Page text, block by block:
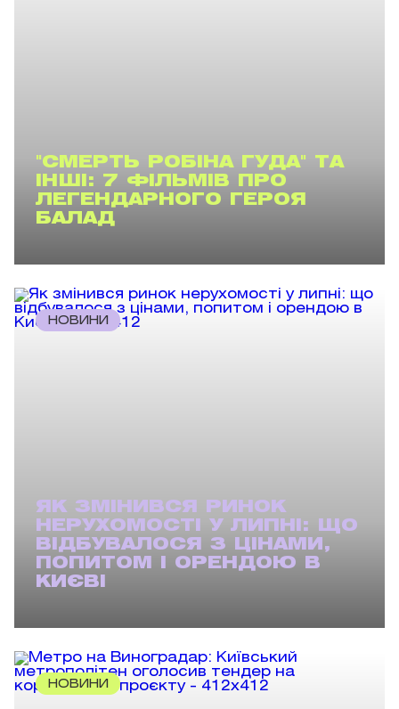
"СМЕРТЬ РОБІНА ГУДА" ТА
ІНШІ: 7 ФІЛЬМІВ ПРО
ЛЕГЕНДАРНОГО ГЕРОЯ
БАЛАД
НОВИНИ
ЯК ЗМІНИВСЯ РИНОК
НЕРУХОМОСТІ У ЛИПНІ: ЩО
ВІДБУВАЛОСЯ З ЦІНАМИ,
ПОПИТОМ І ОРЕНДОЮ В
КИЄВІ
НОВИНИ